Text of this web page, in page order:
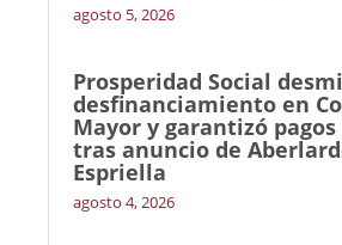
agosto 5, 2026
Prosperidad Social
desfinanciamiento en
Mayor y garantizó pagos
tras anuncio de
Espriella
agosto 4, 2026